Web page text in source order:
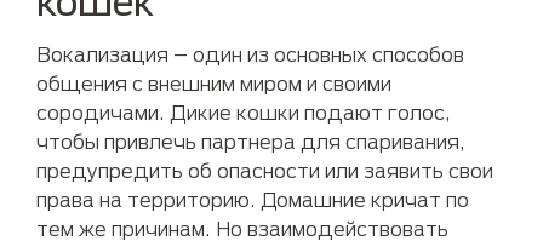
Вокализация – один из основных способов
общения с внешним миром и своими
сородичами. Дикие кошки подают голос,
чтобы привлечь партнера для спаривания,
предупредить об опасности или заявить свои
права на территорию. Домашние кричат по
тем же причинам. Но взаимодействовать